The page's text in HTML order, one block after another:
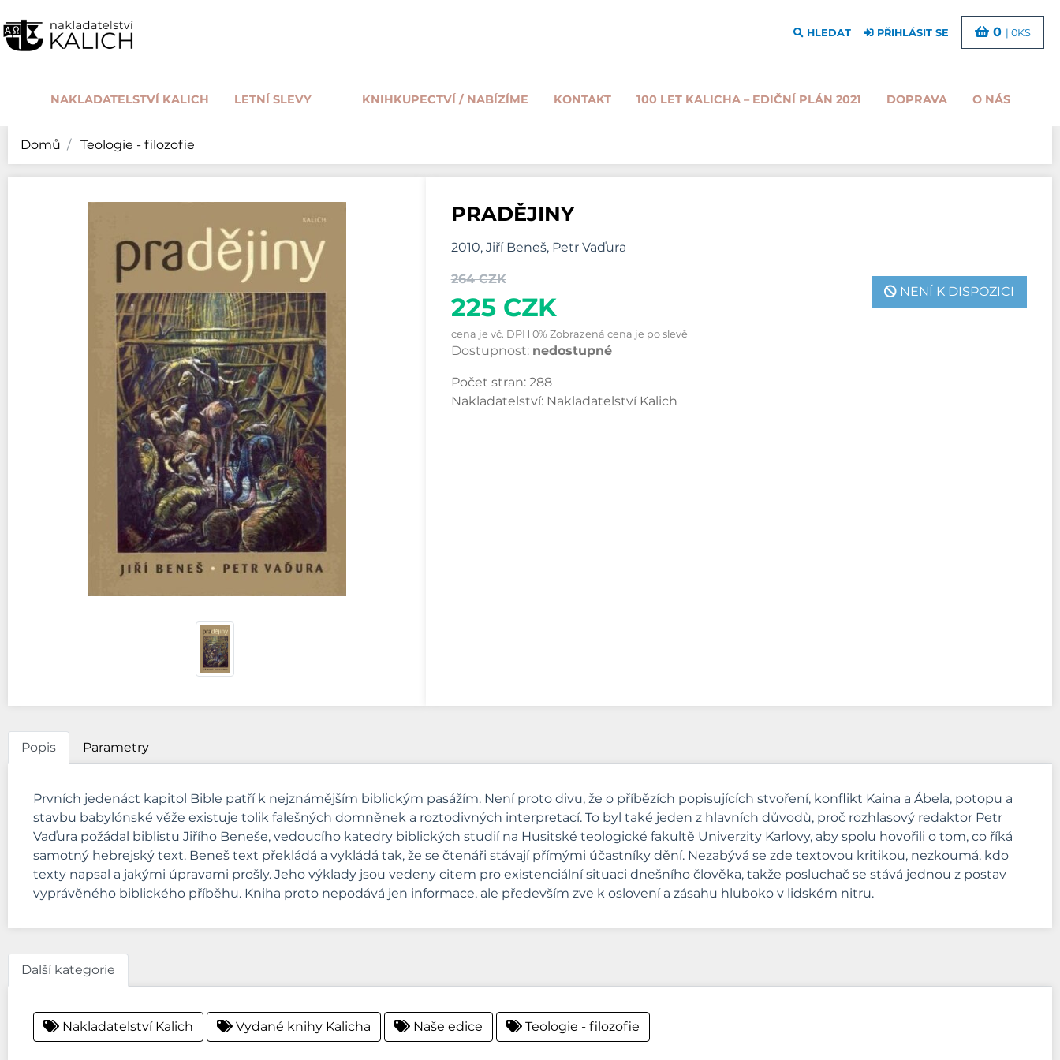
NAKLADATELSTVÍ KALICH LETNÍ SLEVY KNIHKUPECTVÍ / NABÍZÍME KONTAKT 100 LET KALICHA – EDIČNÍ PLÁN 2021 DOPRAVA O NÁS
HLEDAT PŘIHLÁSIT SE 0 | 0KS
Domů Teologie - filozofie
PRADĚJINY
2010, Jiří Beneš, Petr Vaďura
264 CZK
225 CZK
NENÍ K DISPOZICI
cena je vč. DPH 0% Zobrazená cena je po slevě
Dostupnost: nedostupné
Počet stran: 288
Nakladatelství: Nakladatelství Kalich
Popis Parametry
Prvních jedenáct kapitol Bible patří k nejznámějším biblickým pasážím. Není proto divu, že o příbězích popisujících stvoření, konflikt Kaina a Ábela, potopu a
stavbu babylónské věže existuje tolik falešných domněnek a roztodivných interpretací. To byl také jeden z hlavních důvodů, proč rozhlasový redaktor Petr
Vaďura požádal biblistu Jiřího Beneše, vedoucího katedry biblických studií na Husitské teologické fakultě Univerzity Karlovy, aby spolu hovořili o tom, co říká
samotný hebrejský text. Beneš text překládá a vykládá tak, že se čtenáři stávají přímými účastníky dění. Nezabývá se zde textovou kritikou, nezkoumá, kdo
texty napsal a jakými úpravami prošly. Jeho výklady jsou vedeny citem pro existenciální situaci dnešního člověka, takže posluchač se stává jednou z postav
vyprávěného biblického příběhu. Kniha proto nepodává jen informace, ale především zve k oslovení a zásahu hluboko v lidském nitru.
Další kategorie
Nakladatelství Kalich Vydané knihy Kalicha Naše edice Teologie - filozofie